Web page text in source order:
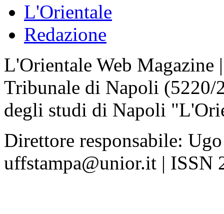
L'Orientale
Redazione
L'Orientale Web Magazine
Tribunale di Napoli
degli studi di Napoli
Direttore responsabile:
uffstampa@unior.it | ISSN